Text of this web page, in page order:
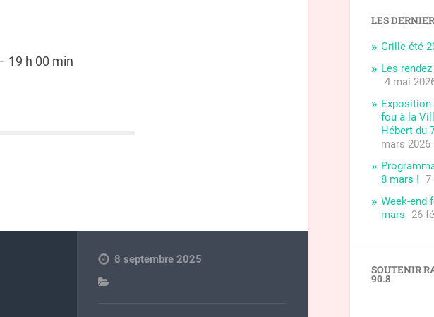
19 h 00 min
8 septembre 2025
LES
Grille été
Les
4 mai
Exposition
fou à la
Hébert du
mars 2026
8 mars ! 7
Week-end
mars
26
SOUTENIR
90.8